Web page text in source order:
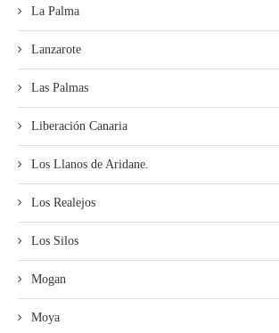
La Palma
Lanzarote
Las Palmas
Liberación Canaria
Los Llanos de Aridane.
Los Realejos
Los Silos
Mogan
Moya